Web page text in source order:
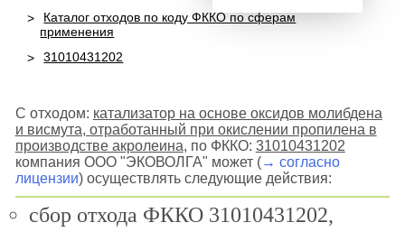
Каталог отходов по коду ФККО по сферам
применения
31010431202
С отходом: катализатор на основе оксидов молибдена
и висмута, отработанный при окислении пропилена в
производстве акролеина, по ФККО: 31010431202
компания ООО "ЭКОВОЛГА" может (→ согласно
лицензии) осуществлять следующие действия:
сбор отхода ФККО 31010431202,